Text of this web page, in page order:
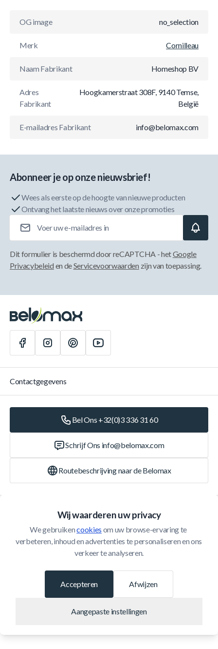
OG image no_selection
Merk Cornilleau
Naam Fabrikant Homeshop BV
Adres
Fabrikant
Hoogkamerstraat 308F, 9140 Temse,
België
E-mailadres Fabrikant info@belomax.com
Wij waarderen uw privacy
We gebruiken cookies om uw browse-ervaring te
verbeteren, inhoud en advertenties te personaliseren en ons
verkeer te analyseren.
Afwijzen
Aangepaste instellingen
Accepteren
Abonneer je op onze nieuwsbrief!
Wees als eerste op de hoogte van nieuwe producten
Ontvang het laatste nieuws over onze promoties
Dit formulier is beschermd door reCAPTCHA - hetGoogle
Privacybeleid en deServicevoorwaarden zijn van toepassing.
Klantenservice
Contactgegevens
Bel Ons +32(0)3 336 31 60
Schrijf Ons info@belomax.com
Routebeschrijving naar de Belomax